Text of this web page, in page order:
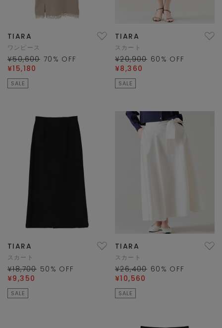
TIARA
ワンピース
¥50,600 70 % OFF
¥15,180
SALE
TIARA
スカート
¥20,900 60 % OFF
¥8,360
SALE
TIARA
スカート
¥18,700 50 % OFF
¥9,350
SALE
TIARA
スカート
¥26,400 60 % OFF
¥10,560
SALE